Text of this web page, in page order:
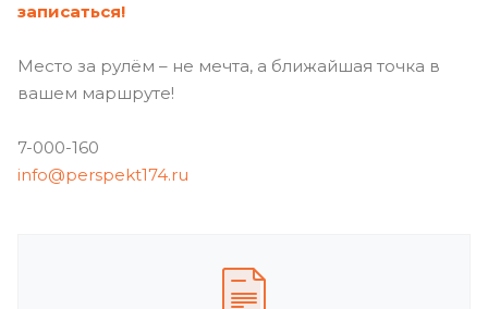
записаться!
Место за рулём – не мечта, а ближайшая точка в
вашем маршруте!
7-000-160
info@perspekt174.ru